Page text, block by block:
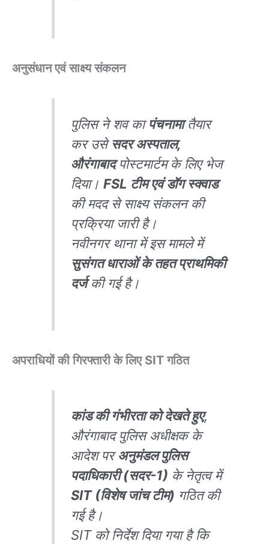
अनुसंधान एवं साक्ष्य संकलन
पुलिस ने शव कापंचनामातैयार
कर उसेसदर अस्पताल,
औरंगाबादपोस्टमार्टम के लिए भेज
दिया। FSL टीम एवं डॉग स्क्वाड
की मदद से साक्ष्य संकलन की
प्रक्रिया जारी है।
नवीनगर थाना में इस मामले में
सुसंगत धाराओं के तहत प्राथमिकी
दर्जकी गई है।
अपराधियों की गिरफ्तारी के लिए SIT गठित
कांड की गंभीरता को देखते हुए,
औरंगाबाद पुलिस अधीक्षक के
आदेश परअनुमंडल पुलिस
पदाधिकारी (सदर-1) के नेतृत्व में
SIT (विशेष जांच टीम) गठित की
गई है।
SIT को निर्देश दिया गया है कि